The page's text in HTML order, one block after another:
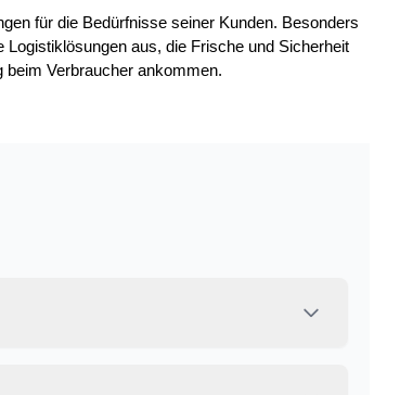
für die Bedürfnisse seiner Kunden. Besonders
aus, die Frische und Sicherheit
Verbraucher ankommen.